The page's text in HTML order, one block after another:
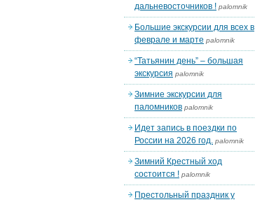
дальневосточников ! palomnik
Большие экскурсии для всех в
феврале и марте palomnik
“Татьянин день” – большая
экскурсия palomnik
Зимние экскурсии для
паломников palomnik
Идет запись в поездки по
России на 2026 год. palomnik
Зимний Крестный ход
состоится ! palomnik
Престольный праздник у